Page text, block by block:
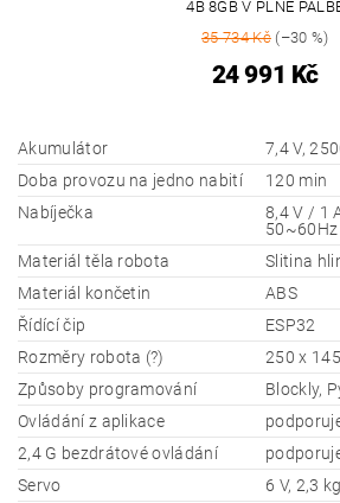
4B 8GB V PLNÉ
35 734 Kč(–30 %)
24 991 Kč
Akumulátor
7,4 V,
Doba provozu na jedno nabití
120 min
Nabíječka
8,4 V / 1
50~60Hz
Materiál těla robota
Slitina
Materiál končetin
ABS
Řídící čip
ESP32
Rozměry robota (?)
250 x
Způsoby programování
Blockly,
Ovládání z aplikace
2,4 G bezdrátové ovládání
Servo
6 V, 2,3